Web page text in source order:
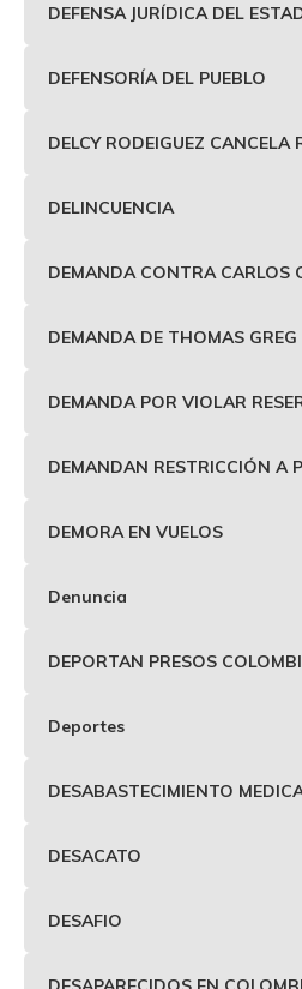
DEFENSA JURÍDICA DEL
DEFENSORÍA DEL PUEBLO
DELCY RODEIGUEZ CANCELA
DELINCUENCIA
DEMANDA CONTRA CARLOS
DEMANDA DE THOMAS GREG
DEMANDA POR VIOLAR
DEMANDAN RESTRICCIÓN A
DEMORA EN VUELOS
Denuncia
DEPORTAN PRESOS
Deportes
DESABASTECIMIENTO
DESACATO
DESAFIO